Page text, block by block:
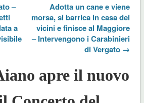
–
a
Adotta un cane e viene
morsa, si barrica in casa dei
vicini e finisce al Maggiore
– Intervengono i Carabinieri
di Vergato →
apre il nuovo